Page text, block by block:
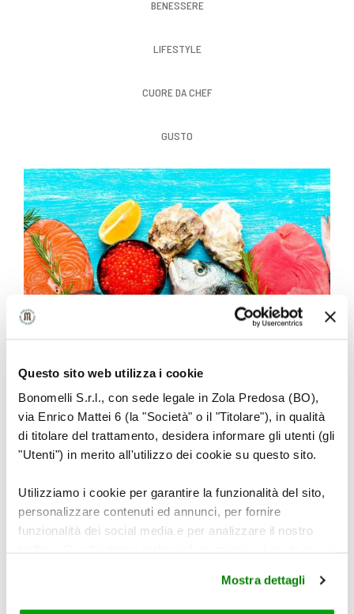
Questo sito web utilizza i cookie
Bonomelli S.r.l., con sede legale in Zola Predosa (BO),
via Enrico Mattei 6 (la "Società" o il "Titolare"), in qualità
di titolare del trattamento, desidera informare gli utenti (gli
"Utenti") in merito all'utilizzo dei cookie su questo sito.
Utilizziamo i cookie per garantire la funzionalità del sito,
personalizzare contenuti ed annunci, per fornire
funzionalità dei social media e per analizzare il nostro
di analisi dei dati web, pubblicità e social media, i quali
potrebbero combinarle con altre informazioni che ha
Mostra dettagli
BENESSERE
LIFESTYLE
CUORE DA CHEF
GUSTO
ALIMENTAZIONE
PESCE E COLESTEROLO: QUAL È MEGLIO SCEGLIERE?